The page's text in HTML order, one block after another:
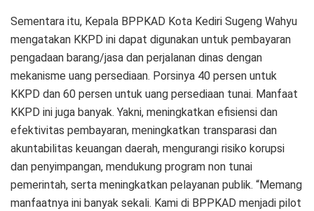
Sementara itu, Kepala BPPKAD Kota Kediri Sugeng Wahyu
mengatakan KKPD ini dapat digunakan untuk pembayaran
pengadaan barang/jasa dan perjalanan dinas dengan
mekanisme uang persediaan. Porsinya 40 persen untuk
KKPD dan 60 persen untuk uang persediaan tunai. Manfaat
KKPD ini juga banyak. Yakni, meningkatkan efisiensi dan
efektivitas pembayaran, meningkatkan transparasi dan
akuntabilitas keuangan daerah, mengurangi risiko korupsi
dan penyimpangan, mendukung program non tunai
pemerintah, serta meningkatkan pelayanan publik. “Memang
manfaatnya ini banyak sekali. Kami di BPPKAD menjadi pilot